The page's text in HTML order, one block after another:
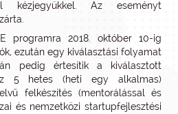
kézjegyükkel. Az eseményt
programra 2018. október 10-ig
ezután egy kiválasztási folyamat
án pedig értesítik a kiválasztott
5 hetes (heti egy alkalmas)
felkészítés (mentorálással és
és nemzetközi startupfejlesztési